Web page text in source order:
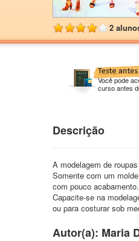
2
Você pode
curso antes
Descrição
A modelagem de
Somente com um
com pouco acabamento.
Capacite-se na
ou para costurar sob
Autor(a): Maria